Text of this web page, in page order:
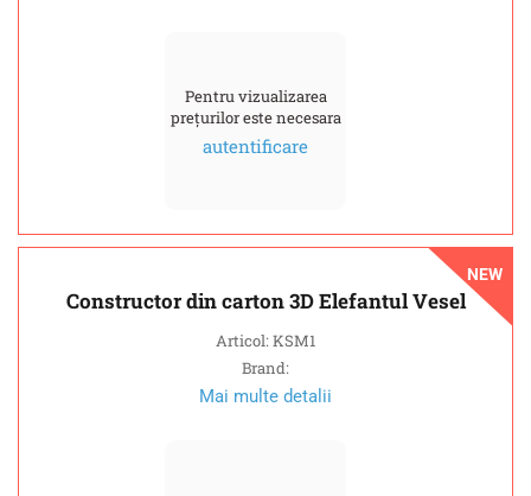
Pentru vizualizarea
prețurilor este necesara
autentificare
NEW
Constructor din carton 3D Elefantul Vesel
Articol: KSM1
Brand:
Mai multe detalii